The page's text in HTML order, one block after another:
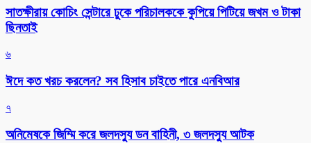
সাতক্ষীরায় কোচিং সেন্টারে ঢুকে পরিচালককে কুপিয়ে পিটিয়ে জখম ও টাকা
ছিনতাই
৬
ঈদে কত খরচ করলেন? সব হিসাব চাইতে পারে এনবিআর
৭
অনিমেষকে জিম্মি করে জলদস্যু ডন বাহিনী, ৩ জলদস্যু আটক